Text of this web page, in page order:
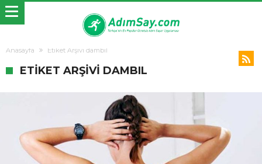
Anasayfa Etiket Arşivi dambıl
ETIKET ARŞIVI DAMBIL